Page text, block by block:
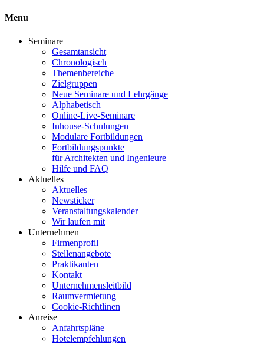
Menu
Seminare
Gesamtansicht
Chronologisch
Themenbereiche
Zielgruppen
Neue Seminare und Lehrgänge
Alphabetisch
Online-Live-Seminare
Inhouse-Schulungen
Modulare Fortbildungen
Fortbildungspunkte
für Architekten und Ingenieure
Hilfe und FAQ
Aktuelles
Aktuelles
Newsticker
Veranstaltungskalender
Wir laufen mit
Unternehmen
Firmenprofil
Stellenangebote
Praktikanten
Kontakt
Unternehmensleitbild
Raumvermietung
Cookie-Richtlinen
Anreise
Anfahrtspläne
Hotelempfehlungen